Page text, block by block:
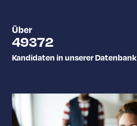
Über
49772
Kandidaten in unserer Datenbank